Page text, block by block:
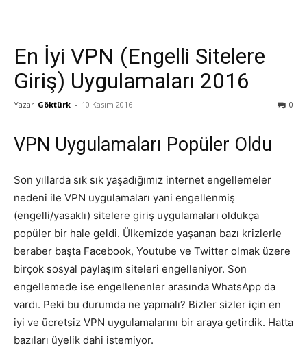
En İyi VPN (Engelli Sitelere
Giriş) Uygulamaları 2016
Yazar Göktürk - 10 Kasım 2016 0
VPN Uygulamaları Popüler Oldu
Son yıllarda sık sık yaşadığımız internet engellemeler
nedeni ile VPN uygulamaları yani engellenmiş
(engelli/yasaklı) sitelere giriş uygulamaları oldukça
popüler bir hale geldi. Ülkemizde yaşanan bazı krizlerle
beraber başta Facebook, Youtube ve Twitter olmak üzere
birçok sosyal paylaşım siteleri engelleniyor. Son
engellemede ise engellenenler arasında WhatsApp da
vardı. Peki bu durumda ne yapmalı? Bizler sizler için en
iyi ve ücretsiz VPN uygulamalarını bir araya getirdik. Hatta
bazıları üyelik dahi istemiyor.